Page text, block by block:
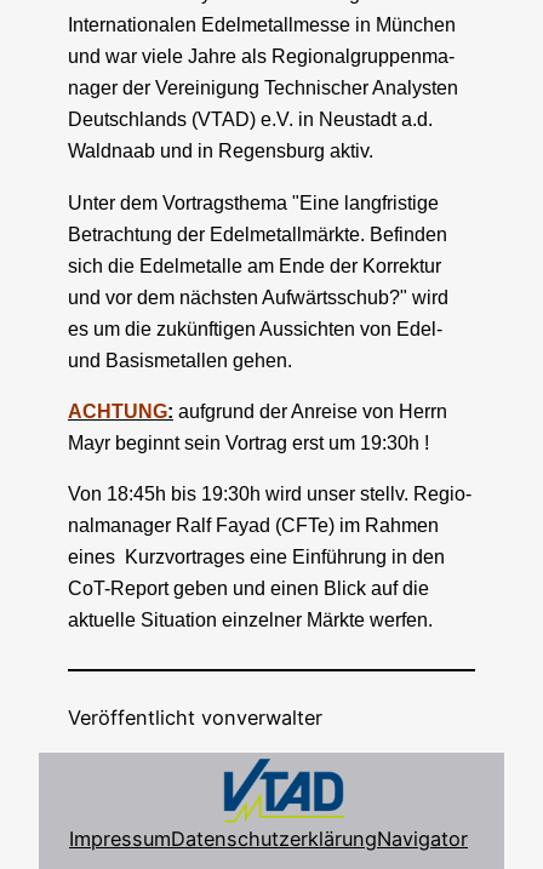
Inter­na­tio­na­len Edel­me­tall­mes­se in Mün­chen
und war vie­le Jah­re als Regio­nal­grup­pen­ma­
na­ger der Ver­ei­ni­gung Tech­ni­scher Ana­lys­ten
Deutsch­lands (VTAD) e.V. in Neu­stadt a.d.
Wald­na­ab und in Regens­burg aktiv.
Unter dem Vor­trags­the­ma "Eine lang­fris­ti­ge
Betrach­tung der Edel­me­tall­märk­te. Befin­den
sich die Edel­me­tal­le am Ende der Kor­rek­tur
und vor dem nächs­ten Auf­wärts­schub?" wird
es um die zukünf­ti­gen Aus­sich­ten von Edel-
und Basis­me­tal­len gehen.
ACHTUNG: auf­grund der Anrei­se von Herrn
Mayr beginnt sein Vor­trag erst um 19:30h !
Von 18:45h bis 19:30h wird unser stellv. Regio­
nal­ma­na­ger Ralf Fayad (CFTe) im Rah­men
eines Kurz­vor­tra­ges eine Ein­füh­rung in den
CoT-Report geben und einen Blick auf die
aktu­el­le Situa­ti­on ein­zel­ner Märk­te werfen.
Veröffentlicht vonverwalter
ImpressumDatenschutzerklärungNavigator